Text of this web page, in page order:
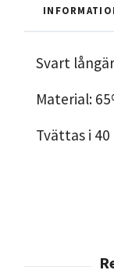
Svart
Material:
Tvättas i